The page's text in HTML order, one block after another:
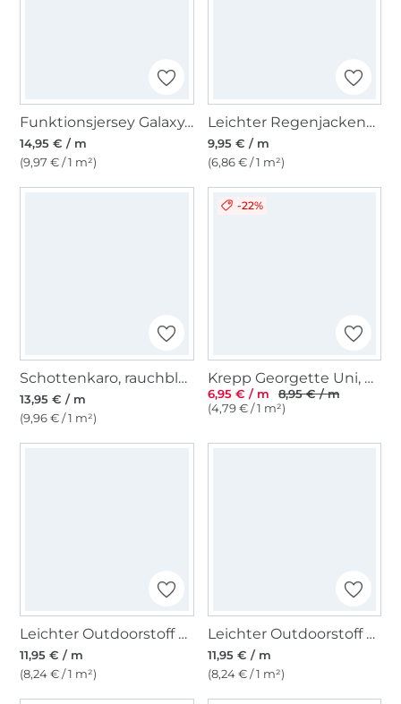
Funktionsjersey Galaxy, multicolor
14,95 € / m
(9,97 € / 1 m²)
Leichter Regenjackenstoff Uni, schwarz
9,95 € / m
(6,86 € / 1 m²)
Schottenkaro, rauchblau
13,95 € / m
(9,96 € / 1 m²)
-22%
Krepp Georgette Uni, weiss
6,95 € / m
8,95 € / m
(4,79 € / 1 m²)
Leichter Outdoorstoff Panama Uni, taubenblau
11,95 € / m
(8,24 € / 1 m²)
Leichter Outdoorstoff Panama Uni, weinrot
11,95 € / m
(8,24 € / 1 m²)